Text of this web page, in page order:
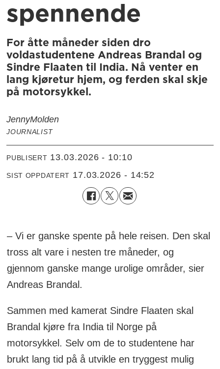
spennende
For åtte måneder siden dro
voldastudentene Andreas Brandal og
Sindre Flaaten til India. Nå venter en
lang kjøretur hjem, og ferden skal skje
på motorsykkel.
JennyMolden
JOURNALIST
PUBLISERT 13.03.2026 - 10:10
SIST OPPDATERT 17.03.2026 - 14:52
– Vi er ganske spente på hele reisen. Den skal
tross alt vare i nesten tre måneder, og
gjennom ganske mange urolige områder, sier
Andreas Brandal.
Sammen med kamerat Sindre Flaaten skal
Brandal kjøre fra India til Norge på
motorsykkel. Selv om de to studentene har
brukt lang tid på å utvikle en tryggest mulig